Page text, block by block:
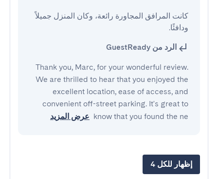
كانت المرافق المجاورة رائعة، وكان المنزل جميلاً
ودافئًا.
الرد من GuestReady
Thank you, Marc, for your wonderful review.
We are thrilled to hear that you enjoyed the
excellent location, ease of access, and
convenient off-street parking. It's great to
know that you found the ne عرض المزيد
إظهار للكل 4